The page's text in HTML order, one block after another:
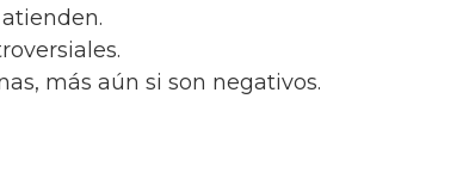
más aún si son negativos.